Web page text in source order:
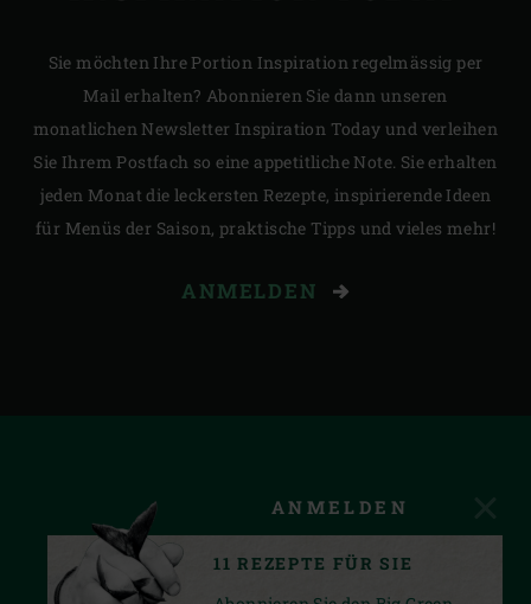
Sie möchten Ihre Portion Inspiration regelmässig per
Mail erhalten? Abonnieren Sie dann unseren
monatlichen Newsletter Inspiration Today und verleihen
Sie Ihrem Postfach so eine appetitliche Note. Sie erhalten
jeden Monat die leckersten Rezepte, inspirierende Ideen
für Menüs der Saison, praktische Tipps und vieles mehr!
ANMELDEN
ANMELDEN
11 REZEPTE FÜR SIE